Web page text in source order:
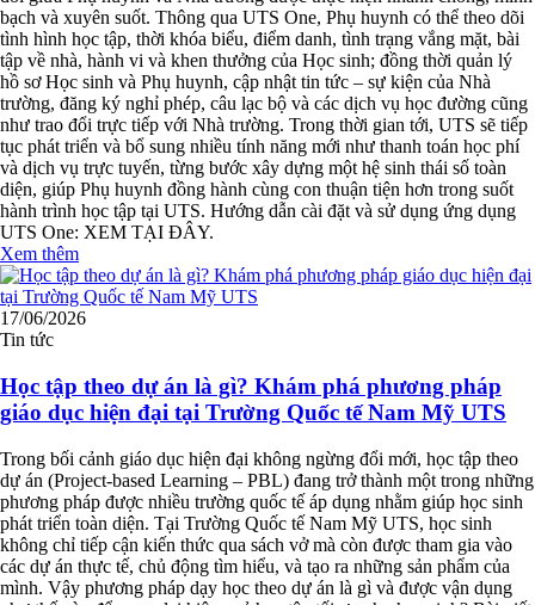
bạch và xuyên suốt. Thông qua UTS One, Phụ huynh có thể theo dõi
tình hình học tập, thời khóa biểu, điểm danh, tình trạng vắng mặt, bài
tập về nhà, hành vi và khen thưởng của Học sinh; đồng thời quản lý
hồ sơ Học sinh và Phụ huynh, cập nhật tin tức – sự kiện của Nhà
trường, đăng ký nghỉ phép, câu lạc bộ và các dịch vụ học đường cũng
như trao đổi trực tiếp với Nhà trường. Trong thời gian tới, UTS sẽ tiếp
tục phát triển và bổ sung nhiều tính năng mới như thanh toán học phí
và dịch vụ trực tuyến, từng bước xây dựng một hệ sinh thái số toàn
diện, giúp Phụ huynh đồng hành cùng con thuận tiện hơn trong suốt
hành trình học tập tại UTS. Hướng dẫn cài đặt và sử dụng ứng dụng
UTS One: XEM TẠI ĐÂY.
Xem thêm
17/06/2026
Tin tức
Học tập theo dự án là gì? Khám phá phương pháp
giáo dục hiện đại tại Trường Quốc tế Nam Mỹ UTS
Trong bối cảnh giáo dục hiện đại không ngừng đổi mới, học tập theo
dự án (Project-based Learning – PBL) đang trở thành một trong những
phương pháp được nhiều trường quốc tế áp dụng nhằm giúp học sinh
phát triển toàn diện. Tại Trường Quốc tế Nam Mỹ UTS, học sinh
không chỉ tiếp cận kiến thức qua sách vở mà còn được tham gia vào
các dự án thực tế, chủ động tìm hiểu, và tạo ra những sản phẩm của
mình. Vậy phương pháp dạy học theo dự án là gì và được vận dụng